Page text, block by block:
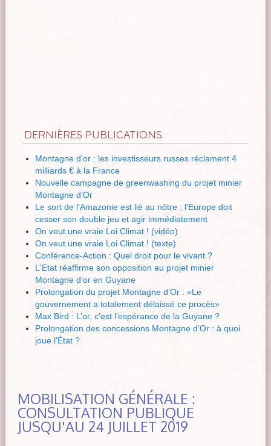
DERNIÈRES PUBLICATIONS
Montagne d’or : les investisseurs russes réclament 4
milliards € à la France
Nouvelle campagne de greenwashing du projet minier
Montagne d’Or
Le sort de l'Amazonie est lié au nôtre : l'Europe doit
cesser son double jeu et agir immédiatement
On veut une vraie Loi Climat ! (vidéo)
On veut une vraie Loi Climat ! (texte)
Conférence-Action : Quel droit pour le vivant ?
L'Etat réaffirme son opposition au projet minier
Montagne d’or en Guyane
Prolongation du projet Montagne d’Or : «Le
gouvernement a totalement délaissé ce procès»
Max Bird : L’or, c’est l’espérance de la Guyane ?
Prolongation des concessions Montagne d'Or : à quoi
joue l'État ?
MOBILISATION GÉNÉRALE :
CONSULTATION PUBLIQUE
JUSQU'AU 24 JUILLET 2019